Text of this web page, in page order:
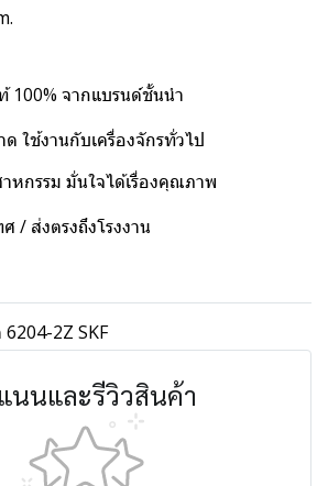
100% จากแบรนด์ชั้นนำ
ใช้งานกับเครื่องจักรทั่วไป
หกรรม มั่นใจได้เรื่องคุณภาพ
/ ส่งตรงถึงโรงงาน
2Z SKF
นนและรีวิวสินค้า